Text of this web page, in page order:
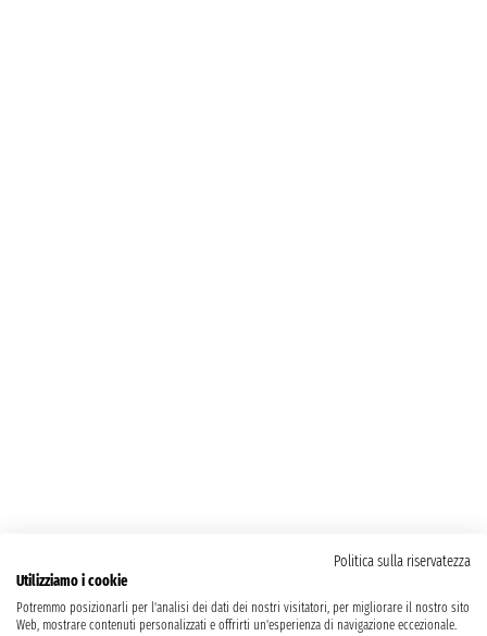
Politica sulla riservatezza
Utilizziamo i cookie
Potremmo posizionarli per l'analisi dei dati dei nostri visitatori, per migliorare il nostro sito
Web, mostrare contenuti personalizzati e offrirti un'esperienza di navigazione eccezionale.